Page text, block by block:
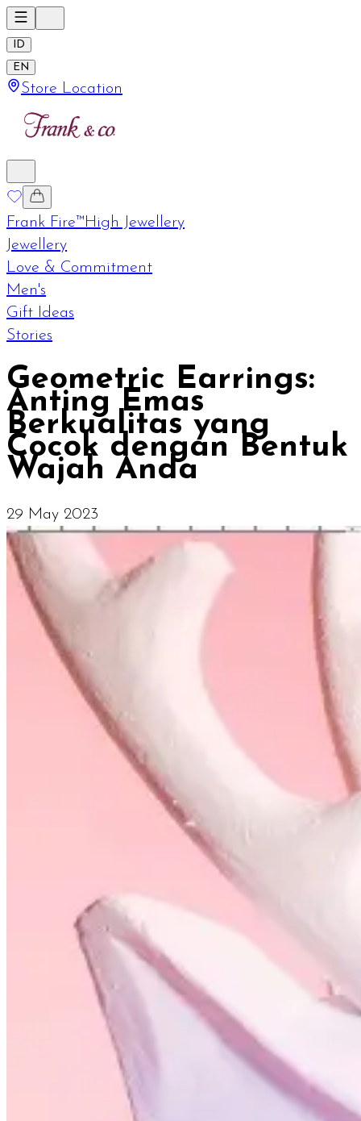
ID
EN
Store Location
Frank Fire™High Jewellery
Jewellery
Love & Commitment
Men's
Gift Ideas
Stories
Geometric Earrings:
Anting Emas
Berkualitas yang
Cocok dengan Bentuk
Wajah Anda
29 May 2023